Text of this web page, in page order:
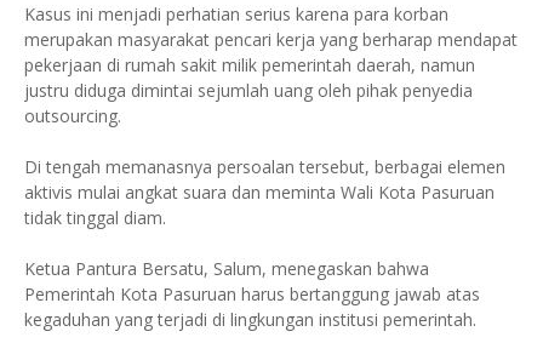
Kasus ini menjadi perhatian serius karena para korban
merupakan masyarakat pencari kerja yang berharap mendapat
pekerjaan di rumah sakit milik pemerintah daerah, namun
justru diduga dimintai sejumlah uang oleh pihak penyedia
outsourcing.
Di tengah memanasnya persoalan tersebut, berbagai elemen
aktivis mulai angkat suara dan meminta Wali Kota Pasuruan
tidak tinggal diam.
Ketua Pantura Bersatu, Salum, menegaskan bahwa
Pemerintah Kota Pasuruan harus bertanggung jawab atas
kegaduhan yang terjadi di lingkungan institusi pemerintah.